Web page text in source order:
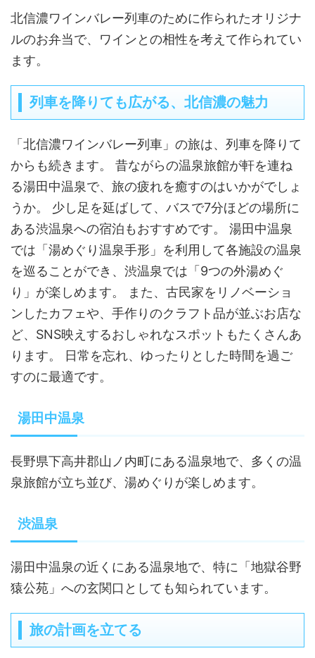
北信濃ワインバレー列車のために作られたオリジナ
ルのお弁当で、ワインとの相性を考えて作られてい
ます。
列車を降りても広がる、北信濃の魅力
「北信濃ワインバレー列車」の旅は、列車を降りて
からも続きます。 昔ながらの温泉旅館が軒を連ね
る湯田中温泉で、旅の疲れを癒すのはいかがでしょ
うか。 少し足を延ばして、バスで7分ほどの場所に
ある渋温泉への宿泊もおすすめです。 湯田中温泉
では「湯めぐり温泉手形」を利用して各施設の温泉
を巡ることができ、渋温泉では「9つの外湯めぐ
り」が楽しめます。 また、古民家をリノベーショ
ンしたカフェや、手作りのクラフト品が並ぶお店な
ど、SNS映えするおしゃれなスポットもたくさんあ
ります。 日常を忘れ、ゆったりとした時間を過ご
すのに最適です。
湯田中温泉
長野県下高井郡山ノ内町にある温泉地で、多くの温
泉旅館が立ち並び、湯めぐりが楽しめます。
渋温泉
湯田中温泉の近くにある温泉地で、特に「地獄谷野
猿公苑」への玄関口としても知られています。
旅の計画を立てる